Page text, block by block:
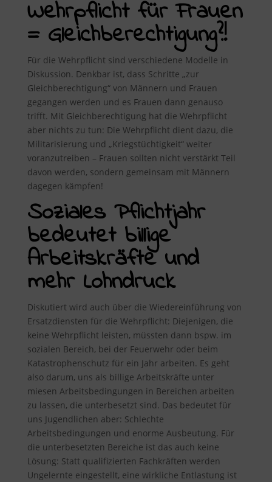
Wehrpflicht für Frauen
= Gleichberechtigung?!
Für die Wehrpflicht sind verschiedene Modelle in
Diskussion. Denkbar ist, dass Schritte „zur
Gleichberechtigung“ von Männern und Frauen
gegangen werden und es Frauen dann genauso
trifft. Mit Gleichberechtigung hat die Wehrpflicht
aber nichts zu tun: Die Wehrpflicht dient dazu, die
Militarisierung und „Kriegstüchtigkeit“ weiter
voranzutreiben – Frauen sollten nicht verstärkt Teil
davon werden, sondern gemeinsam mit Männern
dagegen kämpfen!
Soziales Pflichtjahr
bedeutet billige
Arbeitskräfte und
mehr Lohndruck
Diskutiert wird auch über die Wiedereinführung von
Ersatzdiensten für die Wehrpflicht: Diejenigen, die
keine Wehrpflicht leisten, müssten dann bspw. im
sozialen Bereich, bei der Feuerwehr oder beim
Katastrophenschutz für ein Jahr arbeiten. Es geht
also darum, uns als billige Arbeitskräfte unter
miesen Arbeitsbedingungen in Bereichen arbeiten
zu lassen, die unterbesetzt sind. Das bedeutet für
uns Jugendlichen aber: Schlechte
Arbeitsbedingungen und enorme Ausbeutung. Für
die unterbesetzten Bereiche ist das auch keine
Lösung: Statt qualifizierten Fachkräften werden
Ungelernte eingestellt, eine wirkliche Entlastung ist